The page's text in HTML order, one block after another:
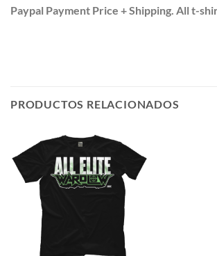
Paypal Payment Price + Shipping. All t-
PRODUCTOS RELACIONADOS